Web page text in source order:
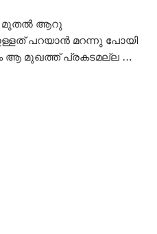
മുതൽ ആറു
പറയാൻ മറന്നു പോയി
ആ മുഖത്ത് പ്രകടമല്ല …